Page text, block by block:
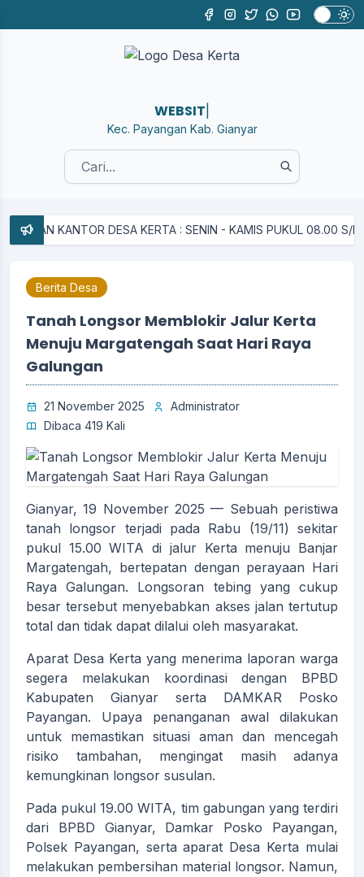
WEBSITE RE
Kec. Payangan Kab. Gianyar
KANTOR DESA KERTA : SENIN - KAMIS PUKUL 08.00 S/D
Berita Desa
Tanah Longsor Memblokir Jalur Kerta
Menuju Margatengah Saat Hari Raya
Galungan
21 November 2025
Administrator
Dibaca 419 Kali
Gianyar, 19 November 2025 — Sebuah peristiwa
tanah longsor terjadi pada Rabu (19/11) sekitar
pukul 15.00 WITA di jalur Kerta menuju Banjar
Margatengah, bertepatan dengan perayaan Hari
Raya Galungan. Longsoran tebing yang cukup
besar tersebut menyebabkan akses jalan tertutup
total dan tidak dapat dilalui oleh masyarakat.
Aparat Desa Kerta yang menerima laporan warga
segera melakukan koordinasi dengan BPBD
Kabupaten Gianyar serta DAMKAR Posko
Payangan. Upaya penanganan awal dilakukan
untuk memastikan situasi aman dan mencegah
risiko tambahan, mengingat masih adanya
kemungkinan longsor susulan.
Pada pukul 19.00 WITA, tim gabungan yang terdiri
dari BPBD Gianyar, Damkar Posko Payangan,
Polsek Payangan, serta aparat Desa Kerta mulai
melakukan pembersihan material longsor. Namun,